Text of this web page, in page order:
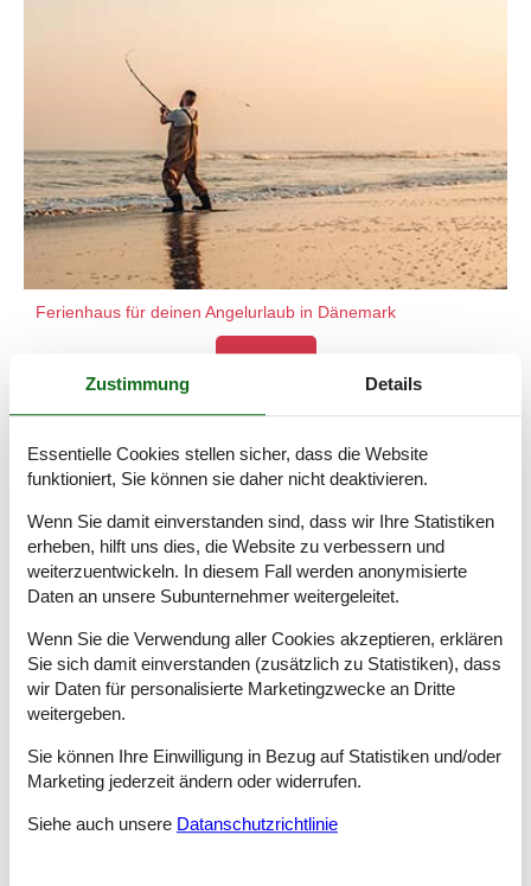
Ferienhaus für deinen Angelurlaub in Dänemark
Mehr info
Zustimmung Details
Essentielle Cookies stellen sicher, dass die Website
funktioniert, Sie können sie daher nicht deaktivieren.
Wenn Sie damit einverstanden sind, dass wir Ihre Statistiken
erheben, hilft uns dies, die Website zu verbessern und
weiterzuentwickeln. In diesem Fall werden anonymisierte
Daten an unsere Subunternehmer weitergeleitet.
Wenn Sie die Verwendung aller Cookies akzeptieren, erklären
Sie sich damit einverstanden (zusätzlich zu Statistiken), dass
wir Daten für personalisierte Marketingzwecke an Dritte
weitergeben.
Sie können Ihre Einwilligung in Bezug auf Statistiken und/oder
Marketing jederzeit ändern oder widerrufen.
Siehe auch unsere Datanschutzrichtlinie